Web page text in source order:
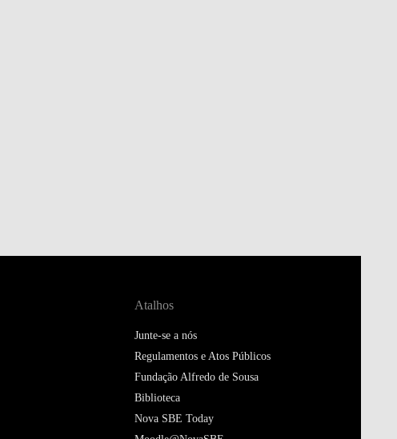
Atalhos
Junte-se a nós
Regulamentos e Atos Públicos
Fundação Alfredo de Sousa
Biblioteca
Nova SBE Today